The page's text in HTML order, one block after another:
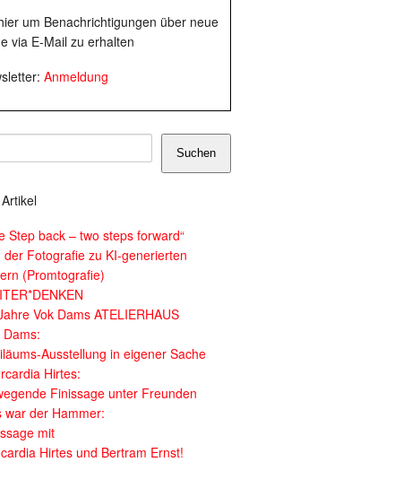
um Benachrichtigungen über neue
via E-Mail zu erhalten
Anmeldung
Suchen
Step back – two steps forward“
der Fotografie zu KI-generierten
(Promtografie)
Vok Dams ATELIERHAUS
Dams:
Ausstellung in eigener Sache
Hirtes:
Finissage unter Freunden
war der Hammer:
mit
Hirtes und Bertram Ernst!